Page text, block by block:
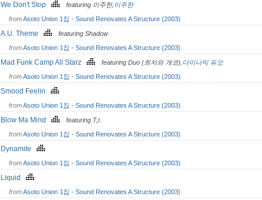
We Don't Stop featuring 이주한, 이주한
fromAsoto Union 1집 - Sound Renovates A Structure (2003)
A.U. Theme featuring Shadow
fromAsoto Union 1집 - Sound Renovates A Structure (2003)
Mad Funk Camp All Starz featuring Duo (최자와 개코), 다이나믹 듀오
fromAsoto Union 1집 - Sound Renovates A Structure (2003)
Smood Feelin
fromAsoto Union 1집 - Sound Renovates A Structure (2003)
Blow Ma Mind featuring T,t.
fromAsoto Union 1집 - Sound Renovates A Structure (2003)
Dynamite
fromAsoto Union 1집 - Sound Renovates A Structure (2003)
Liquid
fromAsoto Union 1집 - Sound Renovates A Structure (2003)